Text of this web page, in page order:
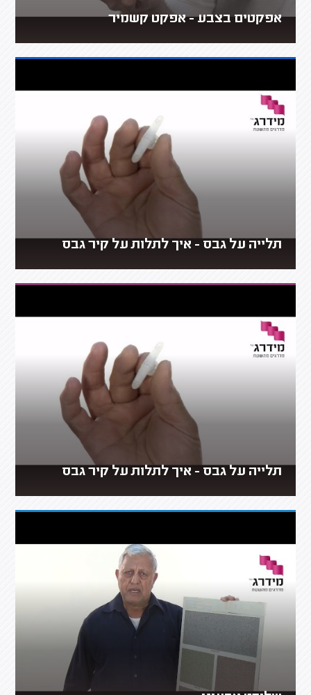
אפקטים בצבע - אפקט קשמיר
תלייה על גבס - איך לתלות על קיר גבס
תלייה על גבס - איך לתלות על קיר גבס